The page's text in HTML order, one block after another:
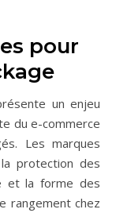
pour
un enjeu
du e-commerce
Les marques
protection des
et la forme des
rangement chez